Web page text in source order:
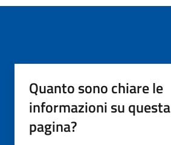
Quanto sono chiare le
informazioni su questa
pagina?